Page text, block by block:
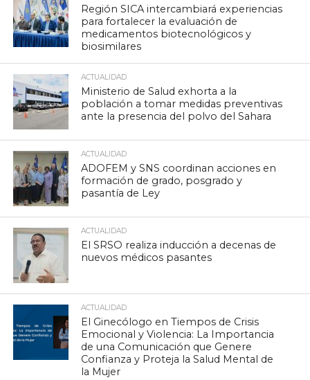
Región SICA intercambiará experiencias
para fortalecer la evaluación de
medicamentos biotecnológicos y
biosimilares
ACTUALIDAD
Ministerio de Salud exhorta a la
población a tomar medidas preventivas
ante la presencia del polvo del Sahara
ACTUALIDAD
ADOFEM y SNS coordinan acciones en
formación de grado, posgrado y
pasantía de Ley
ACTUALIDAD
El SRSO realiza inducción a decenas de
nuevos médicos pasantes
ACTUALIDAD
El Ginecólogo en Tiempos de Crisis
Emocional y Violencia: La Importancia
de una Comunicación que Genere
Confianza y Proteja la Salud Mental de
la Mujer